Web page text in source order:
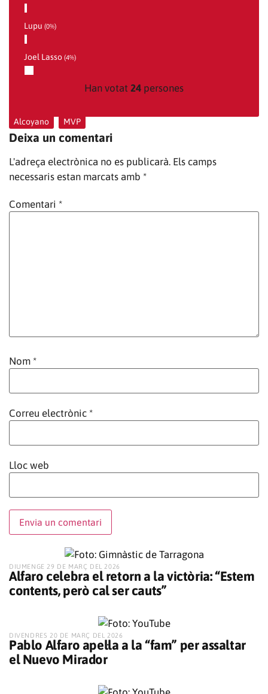
Lupu (0%)
Joel Lasso (4%)
Han votat 24 persones
Alcoyano MVP
Deixa un comentari
L'adreça electrònica no es publicarà. Els camps
necessaris estan marcats amb *
Comentari *
Nom *
Correu electrònic *
Lloc web
​DIUMENGE 29 DE MARÇ DEL 2026
Alfaro celebra el retorn a la victòria: “Estem
contents, però cal ser cauts”
​DIVENDRES 20 DE MARÇ DEL 2026
Pablo Alfaro apel·la a la “fam” per assaltar
el Nuevo Mirador